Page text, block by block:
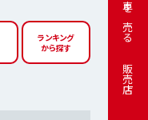
車を売る
販売店
ランキング
から探す